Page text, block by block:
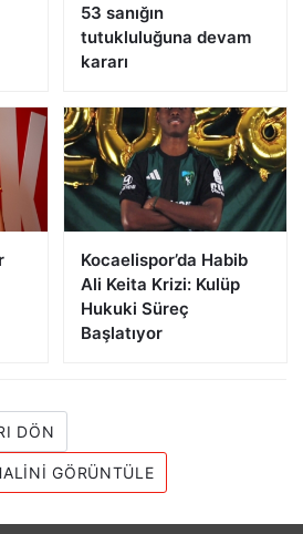
53 sanığın
tutukluluğuna devam
kararı
Kocaelispor’da Habib
Ali Keita Krizi: Kulüp
Hukuki Süreç
Başlatıyor
DÖN
GÖRÜNTÜLE